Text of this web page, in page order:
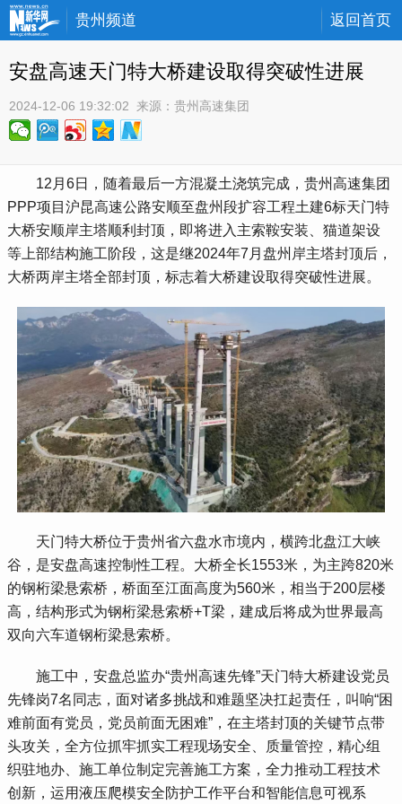
贵州频道 返回首页
安盘高速天门特大桥建设取得突破性进展
2024-12-06 19:32:02 来源： 贵州高速集团
12月6日，随着最后一方混凝土浇筑完成，贵州高速集团
PPP项目沪昆高速公路安顺至盘州段扩容工程土建6标天门特
大桥安顺岸主塔顺利封顶，即将进入主索鞍安装、猫道架设
等上部结构施工阶段，这是继2024年7月盘州岸主塔封顶后，
大桥两岸主塔全部封顶，标志着大桥建设取得突破性进展。
天门特大桥位于贵州省六盘水市境内，横跨北盘江大峡
谷，是安盘高速控制性工程。大桥全长1553米，为主跨820米
的钢桁梁悬索桥，桥面至江面高度为560米，相当于200层楼
高，结构形式为钢桁梁悬索桥+T梁，建成后将成为世界最高
双向六车道钢桁梁悬索桥。
施工中，安盘总监办“贵州高速先锋”天门特大桥建设党员
先锋岗7名同志，面对诸多挑战和难题坚决扛起责任，叫响“困
难前面有党员，党员前面无困难”，在主塔封顶的关键节点带
头攻关，全方位抓牢抓实工程现场安全、质量管控，精心组
织驻地办、施工单位制定完善施工方案，全力推动工程技术
创新，运用液压爬模安全防护工作平台和智能信息可视系